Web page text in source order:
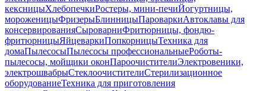
кексницыХлебопечкиРостеры, мини-печиЙогуртницы,
мороженицыФризерыБлинницыПароваркиАвтоклавы для
консервированияСыроварниФритюрницы, фондю-
фритюрницыЯйцеваркиПопкорницыТехника для
домаПылесосыПылесосы профессиональныеРоботы-
пылесосы, мойщики оконПароочистителиЭлектровеники,
электрошвабрыСтеклоочистителиСтерилизационное
оборудованиеТехника для приготовления